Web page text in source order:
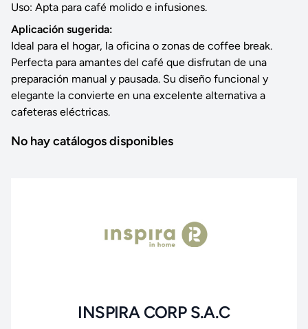
Uso: Apta para café molido e infusiones.
Aplicación sugerida:
Ideal para el hogar, la oficina o zonas de coffee break.
Perfecta para amantes del café que disfrutan de una
preparación manual y pausada. Su diseño funcional y
elegante la convierte en una excelente alternativa a
cafeteras eléctricas.
No hay catálogos disponibles
INSPIRA CORP S.A.C